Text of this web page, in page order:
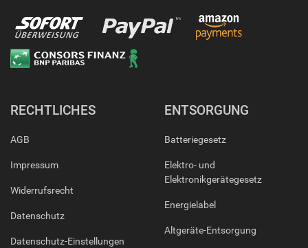
RECHTLICHES
AGB
Impressum
Widerrufsrecht
Datenschutz
Datenschutz-Einstellungen
ENTSORGUNG
Batteriegesetz
Elektro- und
Elektronikgerätegesetz
Energielabel
Altgeräte-Entsorgung